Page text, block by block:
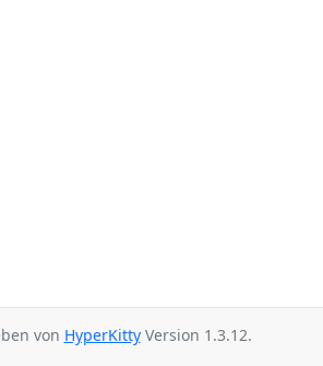
von HyperKittyVersion 1.3.12.